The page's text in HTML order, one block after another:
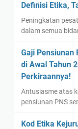
Definisi Etika,
Peningkatan
dalam semua
Gaji Pensiunan
di Awal Tahun
Perkiraannya!
Antusiasme atas
pensiunan PNS
Kod Etika